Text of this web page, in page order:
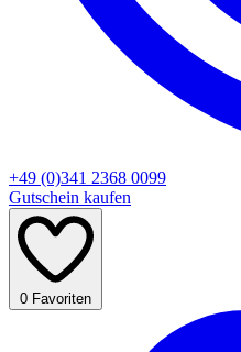
+49 (0)341 2368 0099
Gutschein kaufen
0 Favoriten